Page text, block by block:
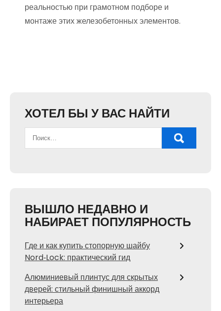
реальностью при грамотном подборе и
монтаже этих железобетонных элементов.
ХОТЕЛ БЫ У ВАС НАЙТИ
ВЫШЛО НЕДАВНО И
НАБИРАЕТ ПОПУЛЯРНОСТЬ
Где и как купить стопорную шайбу
Nord‑Lock: практический гид
Алюминиевый плинтус для скрытых
дверей: стильный финишный аккорд
интерьера